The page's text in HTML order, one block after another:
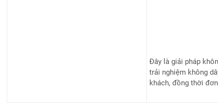
Đây là giải pháp
trải nghiệm không
khách, đồng thời